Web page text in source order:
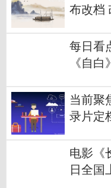
布改档
每日看
《自
当前聚
录片定
电影《
日全国